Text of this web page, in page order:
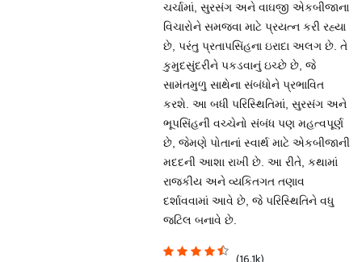
ચર્ચામાં, સુરસંગ અને વાઘજી એકબીજાના
વિચારોને સમજવા માટે પ્રયત્ન કરી રહ્યા
છે, પરંતુ પ્રતાપસિંહના ઇરાદા અલગ છે. તે
કુમુદસુંદરીને પકડવાનું ઇચ્છે છે, જે
સામંતમુળુ સાથેના સંબંધોને પ્રભાવિત
કરશે. આ બધી પરિસ્થિતિમાં, સુરસંગ અને
ભૂપસિંહની વચ્ચેનો સંબંધ પણ મહત્વપૂર્ણ
છે, જેમણે પોતાનાં સ્વાર્થ માટે એકબીજાની
મદદની આશા રાખી છે. આ રીતે, કથામાં
રાજકીય અને વ્યકિતગત તણાવ
દર્શાવવામાં આવે છે, જે પરિસ્થિતિને વધુ
જટિલ બનાવે છે.